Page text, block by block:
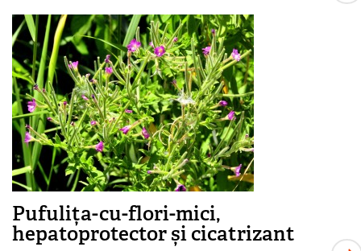
Pufulița-cu-flori-mici,
hepatoprotector și cicatrizant